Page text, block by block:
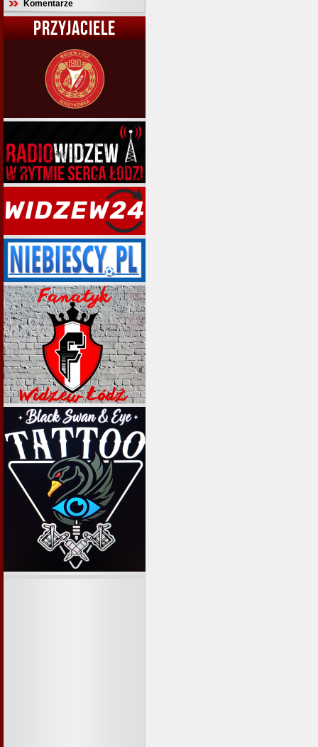
Komentarze
PRZYJACIELE